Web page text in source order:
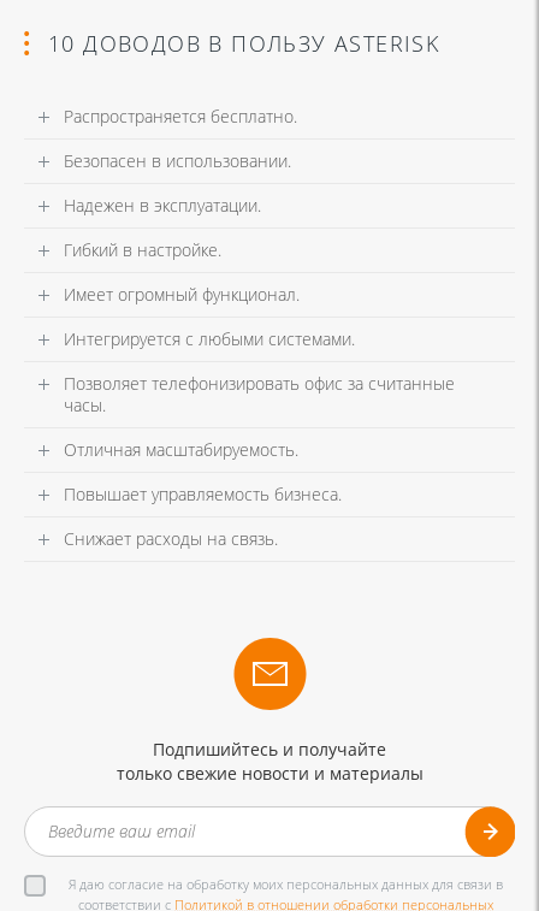
10 ДОВОДОВ В ПОЛЬЗУ ASTERISK
Распространяется бесплатно.
Безопасен в использовании.
Надежен в эксплуатации.
Гибкий в настройке.
Имеет огромный функционал.
Интегрируется с любыми системами.
Позволяет телефонизировать офис за считанные
часы.
Отличная масштабируемость.
Повышает управляемость бизнеса.
Снижает расходы на связь.
Подпишийтесь и получайте
только свежие новости и материалы
Я даю согласие на обработку моих персональных данных для связи в
соответствии с Политикой в отношении обработки персональных